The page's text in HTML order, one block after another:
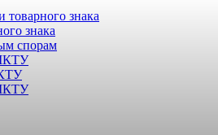
товарного знака
знака
спорам